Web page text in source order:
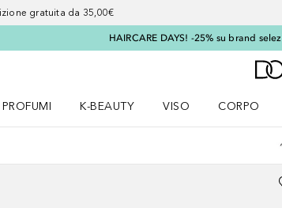
gratuita da 35,00€
HAIRCARE DAYS! -25% su brand
PROFUMI
K-BEAUTY
VISO
CORPO